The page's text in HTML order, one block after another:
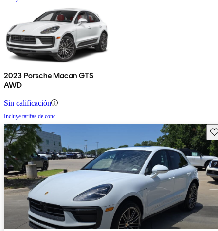
2023 Porsche Macan GTS
AWD
Sin calificación
Incluye tarifas de conc.